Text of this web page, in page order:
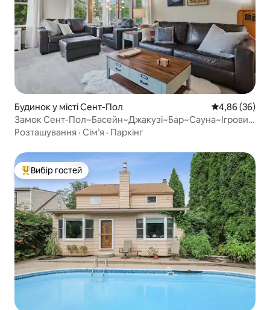
Будинок у місті Сент-Пол Середня
4,86 (36)
Замок Сент-Пол~Басейн~Джакузі~Бар~Сауна~Ігровий
автомат
Розташування · Сім’я · Паркінг
Топ вибір гостей
Вибір гостей